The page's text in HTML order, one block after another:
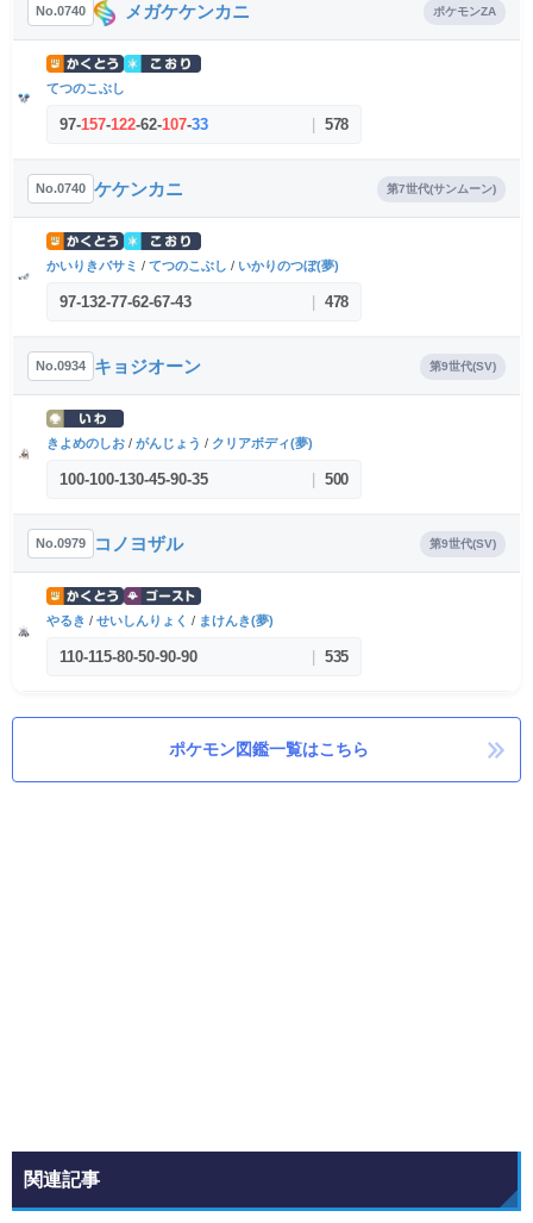
No.0740 メガケケンカニ ポケモンZA
てつのこぶし
97-157-122-62-107-33 578
No.0740 ケケンカニ 第7世代(サンムーン)
かいりきバサミ / てつのこぶし / いかりのつぼ(夢)
97-132-77-62-67-43 478
No.0934 キョジオーン 第9世代(SV)
きよめのしお / がんじょう / クリアボディ(夢)
100-100-130-45-90-35 500
No.0979 コノヨザル 第9世代(SV)
やるき / せいしんりょく / まけんき(夢)
110-115-80-50-90-90 535
ポケモン図鑑一覧はこちら
関連記事